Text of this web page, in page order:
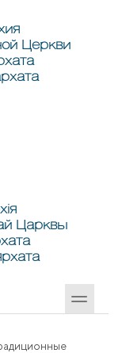
Церкви
Царквы